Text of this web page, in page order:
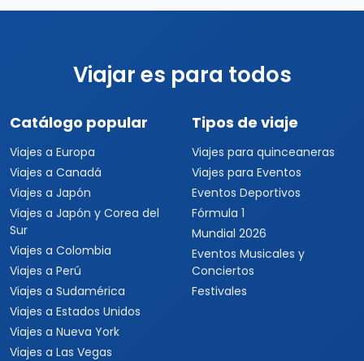
Viajar es para todos
Catálogo popular
Viajes a Europa
Viajes a Canadá
Viajes a Japón
Viajes a Japón y Corea del
Sur
Viajes a Colombia
Viajes a Perú
Viajes a Sudamérica
Viajes a Estados Unidos
Viajes a Nueva York
Viajes a Las Vegas
Tipos de viaje
Viajes para quinceaneras
Viajes para Eventos
Eventos Deportivos
Fórmula 1
Mundial 2026
Eventos Musicales y
Conciertos
Festivales